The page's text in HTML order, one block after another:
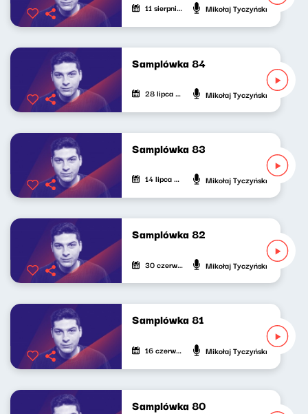
11 sierpnia 2025 Mikołaj Tyczyński
Samplówka 84
28 lipca 2025 Mikołaj Tyczyński
Samplówka 83
14 lipca 2025 Mikołaj Tyczyński
Samplówka 82
30 czerwca 2025 Mikołaj Tyczyński
Samplówka 81
16 czerwca 2025 Mikołaj Tyczyński
Samplówka 80